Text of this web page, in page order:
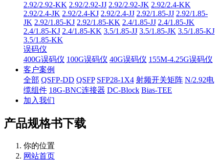
2.92/2.92-KK 2.92/2.92-JJ 2.92/2.92-JK 2.92/2.4-KK
2.92/2.4-JK 2.92/2.4-KJ 2.92/2.4-JJ 2.92/1.85-JJ 2.92/1.85-
JK 2.92/1.85-KJ 2.92/1.85-KK 2.4/1.85-JJ 2.4/1.85-JK
2.4/1.85-KJ 2.4/1.85-KK 3.5/1.85-JJ 3.5/1.85-JK 3.5/1.85-KJ
3.5/1.85-KK
误码仪
400G误码仪 100G误码仪 40G误码仪 155M-4.25G误码仪
客户案例
全部 QSFP-DD QSFP SFP28-1X4 射频开关矩阵 N/2.92电
缆组件 18G-BNC连接器 DC-Block Bias-TEE
加入我们
产品规格书下载
你的位置
网站首页